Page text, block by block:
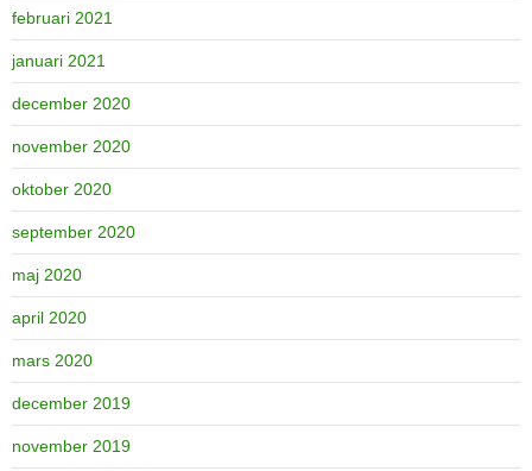
februari 2021
januari 2021
december 2020
november 2020
oktober 2020
september 2020
maj 2020
april 2020
mars 2020
december 2019
november 2019